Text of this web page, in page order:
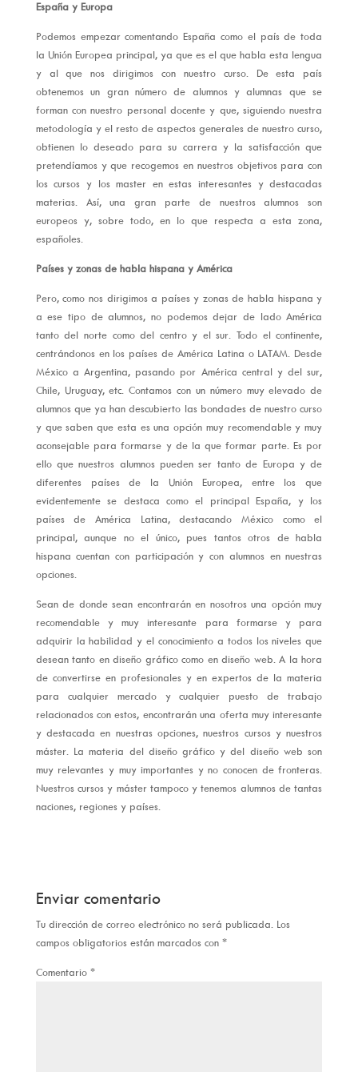
España y Europa
Podemos empezar comentando España como el país de toda
la Unión Europea principal, ya que es el que habla esta lengua
y al que nos dirigimos con nuestro curso. De esta país
obtenemos un gran número de alumnos y alumnas que se
forman con nuestro personal docente y que, siguiendo nuestra
metodología y el resto de aspectos generales de nuestro curso,
obtienen lo deseado para su carrera y la satisfacción que
pretendíamos y que recogemos en nuestros objetivos para con
los cursos y los master en estas interesantes y destacadas
materias. Así, una gran parte de nuestros alumnos son
europeos y, sobre todo, en lo que respecta a esta zona,
españoles.
Países y zonas de habla hispana y América
Pero, como nos dirigimos a países y zonas de habla hispana y
a ese tipo de alumnos, no podemos dejar de lado América
tanto del norte como del centro y el sur. Todo el continente,
centrándonos en los países de América Latina o LATAM. Desde
México a Argentina, pasando por América central y del sur,
Chile, Uruguay, etc. Contamos con un número muy elevado de
alumnos que ya han descubierto las bondades de nuestro curso
y que saben que esta es una opción muy recomendable y muy
aconsejable para formarse y de la que formar parte. Es por
ello que nuestros alumnos pueden ser tanto de Europa y de
diferentes países de la Unión Europea, entre los que
evidentemente se destaca como el principal España, y los
países de América Latina, destacando México como el
principal, aunque no el único, pues tantos otros de habla
hispana cuentan con participación y con alumnos en nuestras
opciones.
Sean de donde sean encontrarán en nosotros una opción muy
recomendable y muy interesante para formarse y para
adquirir la habilidad y el conocimiento a todos los niveles que
desean tanto en diseño gráfico como en diseño web. A la hora
de convertirse en profesionales y en expertos de la materia
para cualquier mercado y cualquier puesto de trabajo
relacionados con estos, encontrarán una oferta muy interesante
y destacada en nuestras opciones, nuestros cursos y nuestros
máster. La materia del diseño gráfico y del diseño web son
muy relevantes y muy importantes y no conocen de fronteras.
Nuestros cursos y máster tampoco y tenemos alumnos de tantas
naciones, regiones y países.
Enviar comentario
Tu dirección de correo electrónico no será publicada. Los
campos obligatorios están marcados con *
Comentario *